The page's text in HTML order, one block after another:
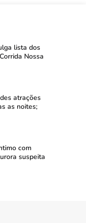
lista dos
Nossa
atrações
as noites;
com
suspeita